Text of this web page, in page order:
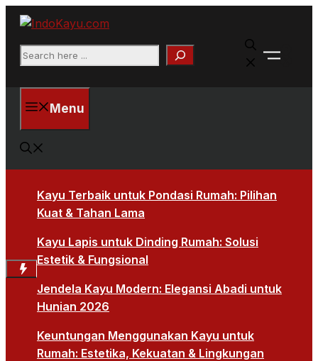
Skip
content
Search
X
Menu
Kayu Terbaik untuk Pondasi Rumah: Pilihan
Kuat & Tahan Lama
Kayu Lapis untuk Dinding Rumah: Solusi
Estetik & Fungsional
Jendela Kayu Modern: Elegansi Abadi untuk
Hunian 2026
Keuntungan Menggunakan Kayu untuk
Rumah: Estetika, Kekuatan & Lingkungan